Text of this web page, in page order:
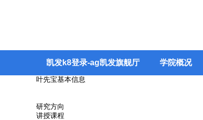
凯发k8登录-ag凯发旗舰厅 学院概况
叶先宝基本信息
研究方向
讲授课程